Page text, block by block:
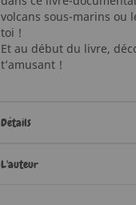
volcans sous-marins ou
toi !
Et au début du livre,
t’amusant !
Détails
L'auteur